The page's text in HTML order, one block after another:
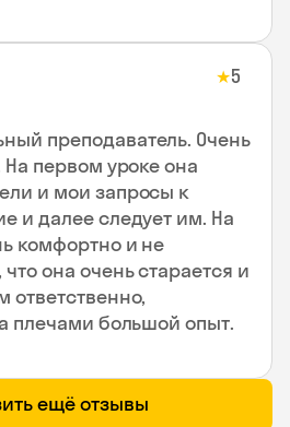
★5
преподаватель. Очень
первом уроке она
и мои запросы к
и далее следует им. На
комфортно и не
она очень старается и
ответственно,
плечами большой опыт.
ещё отзывы